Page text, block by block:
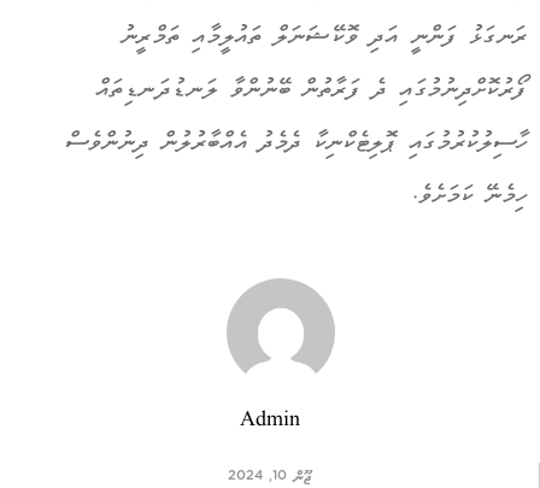
ރަނގަޅު ފަންނީ އަދި ވޮކޭޝަނަލް ތައުލީމާއި ތަމްރީނު
ފޯރުކޮށްދިނުމުގައި ދެ ފަރާތުން ބޭނުންވާ ލަނޑުދަނޑިތައް
ހާސިލުކުރުމުގައި ޕޮލިޓެކްނިކާ ދެމެދު އެއްބާރުލުން ދިނުންވެސް
ހިމެނޭ ކަމަށެވެ.
Admin
ޖޫން 10, 2024